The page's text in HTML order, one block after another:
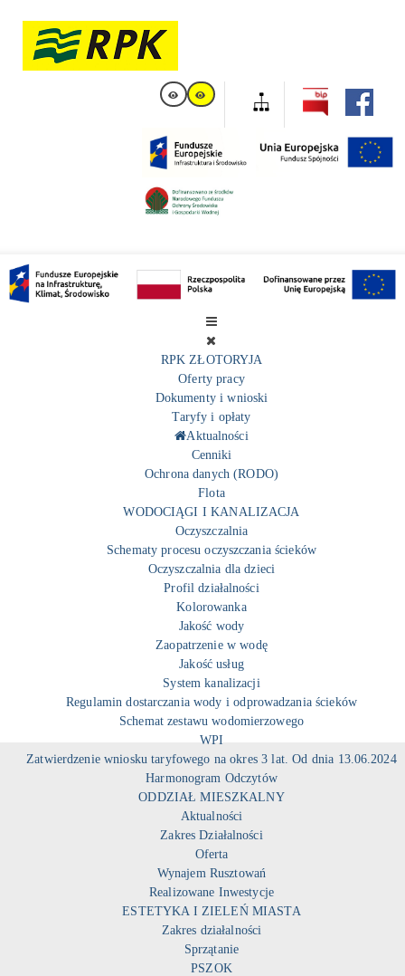
RPK ZŁOTORYJA
Oferty pracy
Dokumenty i wnioski
Taryfy i opłaty
Aktualności
Cenniki
Ochrona danych (RODO)
Flota
WODOCIĄGI I KANALIZACJA
Oczyszczalnia
Schematy procesu oczyszczania ścieków
Oczyszczalnia dla dzieci
Profil działalności
Kolorowanka
Jakość wody
Zaopatrzenie w wodę
Jakość usług
System kanalizacji
Regulamin dostarczania wody i odprowadzania ścieków
Schemat zestawu wodomierzowego
WPI
Zatwierdzenie wniosku taryfowego na okres 3 lat. Od dnia 13.06.2024
Harmonogram Odczytów
ODDZIAŁ MIESZKALNY
Aktualności
Zakres Działalności
Oferta
Wynajem Rusztowań
Realizowane Inwestycje
ESTETYKA I ZIELEŃ MIASTA
Zakres działalności
Sprzątanie
PSZOK